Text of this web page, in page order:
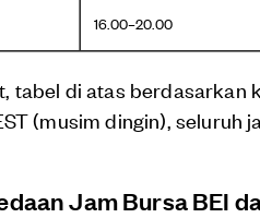
16.00–20.00
tabel di atas berdasarkan
(musim dingin), seluruh
Jam Bursa BEI